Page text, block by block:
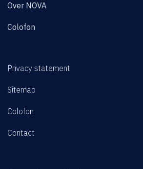
Over NOVA
Colofon
Privacy statement
Sitemap
Colofon
Contact